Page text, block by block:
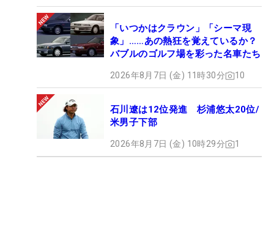
「いつかはクラウン」「シーマ現
象」……あの熱狂を覚えているか？
バブルのゴルフ場を彩った名車たち
2026年8月7日 (金) 11時30分 10
石川遼は12位発進 杉浦悠太20位/
米男子下部
2026年8月7日 (金) 10時29分 1